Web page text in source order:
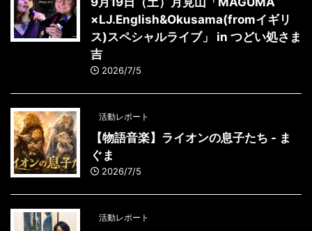
×LJ.English&Okusama(fromイギリ
ス)スペシャルライブ」 in つどい処さま
吉
2026/7/5
活動レポート
【物語音楽】ライオンの息子たち - ま
ぐま
2026/7/5
活動レポート